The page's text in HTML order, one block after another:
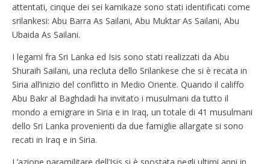
attentati, cinque dei sei kamikaze sono stati identificati come
srilankesi: Abu Barra As Sailani, Abu Muktar As Sailani, Abu
Ubaida As Sailani.
I legami fra Sri Lanka ed Isis sono stati realizzati da Abu
Shuraih Sailani, una recluta dello Srilankese che si è recata in
Siria all’inizio del conflitto in Medio Oriente. Quando il califfo
Abu Bakr al Baghdadi ha invitato i musulmani da tutto il
mondo a emigrare in Siria e in Iraq, un totale di 41 musulmani
dello Sri Lanka provenienti da due famiglie allargate si sono
recati in Iraq e in Siria.